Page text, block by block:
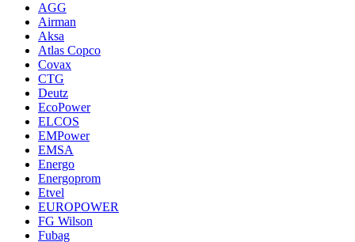
AGG
Airman
Aksa
Atlas Copco
Covax
CTG
Deutz
EcoPower
ELCOS
EMPower
EMSA
Energo
Energoprom
Etvel
EUROPOWER
FG Wilson
Fubag